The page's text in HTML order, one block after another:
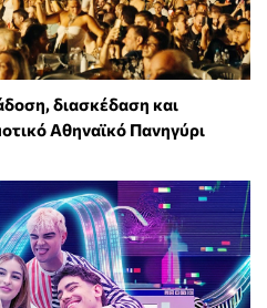
διασκέδαση και
Αθηναϊκό Πανηγύρι